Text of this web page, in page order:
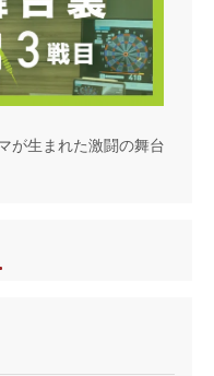
が生まれた激闘の舞台